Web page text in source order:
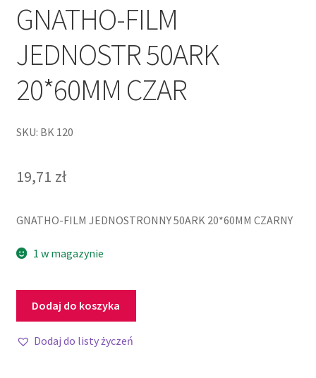
GNATHO-FILM
JEDNOSTR 50ARK
20*60MM CZAR
SKU: BK 120
19,71 zł
GNATHO-FILM JEDNOSTRONNY 50ARK 20*60MM CZARNY
1 w magazynie
Dodaj do koszyka
Dodaj do listy życzeń